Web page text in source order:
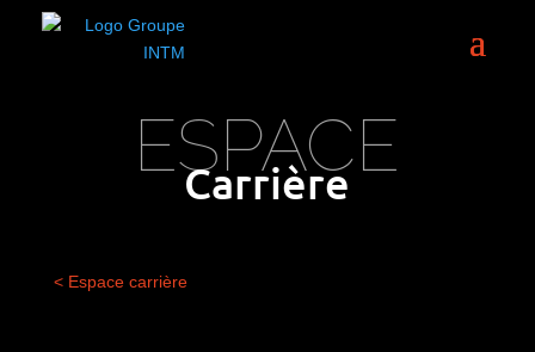
ESPACE
Carrière
< Espace carrière